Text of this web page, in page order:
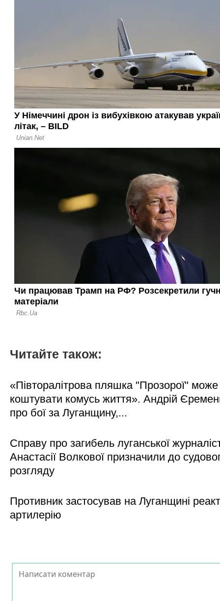
Читайте також:
«Півторалітрова пляшка "Прозорої" може
коштувати комусь життя». Андрій
про бої за Луганщину,...
Справу про загибель луганської
Анастасії Волкової призначили до
розгляду
Противник застосував на Луганщині
артилерію